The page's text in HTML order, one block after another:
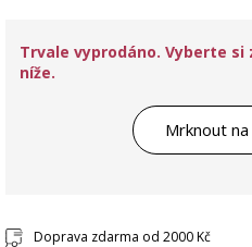
Trvale vyprodáno. Vyberte si
níže.
Mrknout
Doprava zdarma od 2000 Kč